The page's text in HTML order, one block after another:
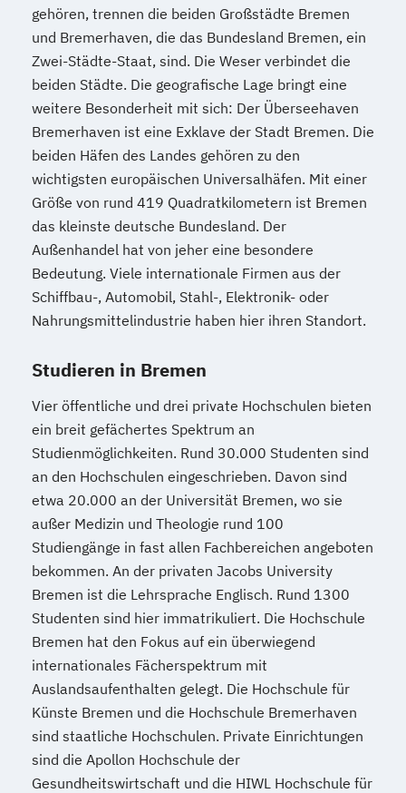
gehören, trennen die beiden Großstädte Bremen
und Bremerhaven, die das Bundesland Bremen, ein
Zwei-Städte-Staat, sind. Die Weser verbindet die
beiden Städte. Die geografische Lage bringt eine
weitere Besonderheit mit sich: Der Überseehaven
Bremerhaven ist eine Exklave der Stadt Bremen. Die
beiden Häfen des Landes gehören zu den
wichtigsten europäischen Universalhäfen. Mit einer
Größe von rund 419 Quadratkilometern ist Bremen
das kleinste deutsche Bundesland. Der
Außenhandel hat von jeher eine besondere
Bedeutung. Viele internationale Firmen aus der
Schiffbau-, Automobil, Stahl-, Elektronik- oder
Nahrungsmittelindustrie haben hier ihren Standort.
Studieren in Bremen
Vier öffentliche und drei private Hochschulen bieten
ein breit gefächertes Spektrum an
Studienmöglichkeiten. Rund 30.000 Studenten sind
an den Hochschulen eingeschrieben. Davon sind
etwa 20.000 an der Universität Bremen, wo sie
außer Medizin und Theologie rund 100
Studiengänge in fast allen Fachbereichen angeboten
bekommen. An der privaten Jacobs University
Bremen ist die Lehrsprache Englisch. Rund 1300
Studenten sind hier immatrikuliert. Die Hochschule
Bremen hat den Fokus auf ein überwiegend
internationales Fächerspektrum mit
Auslandsaufenthalten gelegt. Die Hochschule für
Künste Bremen und die Hochschule Bremerhaven
sind staatliche Hochschulen. Private Einrichtungen
sind die Apollon Hochschule der
Gesundheitswirtschaft und die HIWL Hochschule für